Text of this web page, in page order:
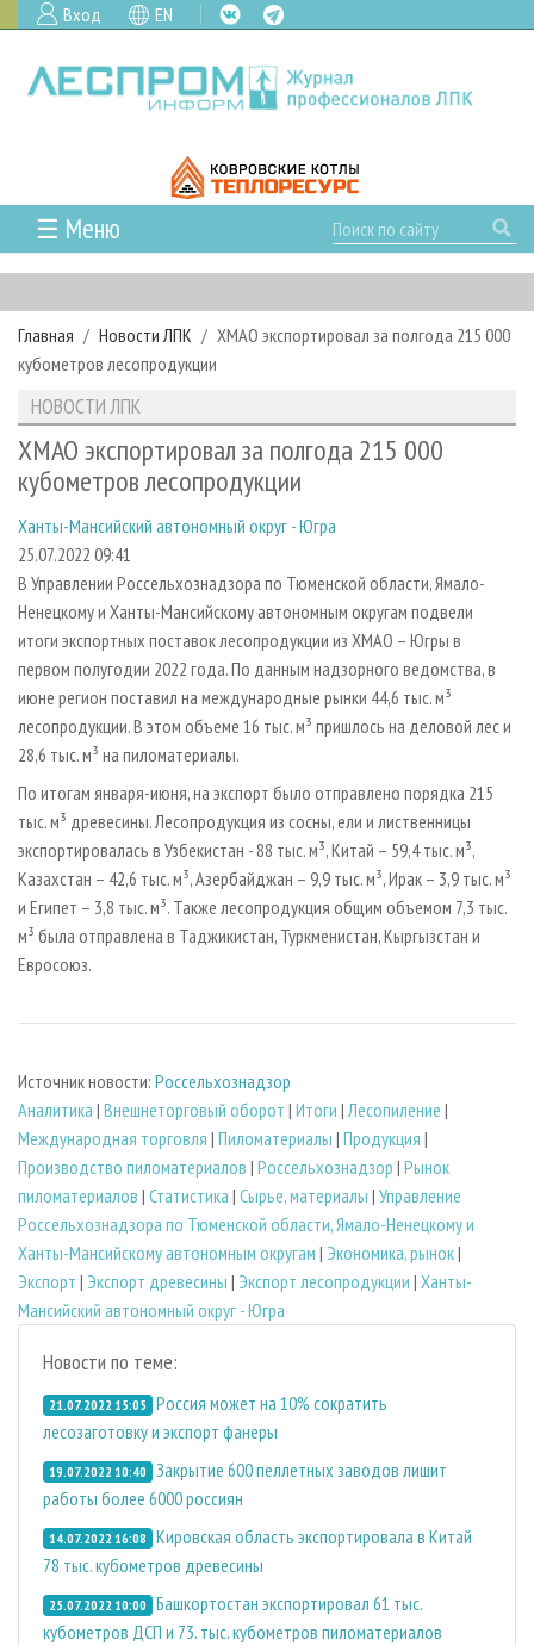
Вход EN
☰ Меню
ГЛАВНАЯ
РУБРИКИ И ТЕМЫ
РУБРИКИ ЖУРНАЛА
ЛЕСОЗАГОТОВКА
ЛЕСОПИЛЕНИЕ
СУШКА ДРЕВЕСИНЫ
ПРОИЗВОДСТВО ДРЕВЕСНЫХ ПЛИТ
ДЕРЕВЯННОЕ ДОМОСТРОЕНИЕ
ПРОИЗВОДСТВО МЕБЕЛИ
БИОЭНЕРГЕТИКА
ЦБП
ИНСТРУМЕНТ И МАТЕРИАЛЫ
НОВОСТИ
НОВОСТИ ЛПК
НОВОСТИ ЖУРНАЛА
ПРОЕКТЫ ЛПИ
АНАЛИТИКА
ПРЕДПРИЯТИЯ ЛПК
ПЕРСОНЫ
МОБИЛЬНЫЕ ВЫСТАВКИ
ОФИЦИАЛЬНЫЕ ДЕЛЕГАЦИИ
ПРИОРИТЕТНЫЕ ИНВЕСТПРОЕКТЫ
RUSSIAN FORESTRY REVIEW
ГАЗЕТА ЛЕСПРОМФОРУМ
БИБЛИОТЕКА СПЕЦИАЛИСТА
АРХИВ
АРХИВ ЖУРНАЛОВ
О ЖУРНАЛЕ
ПОДПИСКА
КОНТАКТЫ
РЕКЛАМОДАТЕЛЯМ
РЕКЛАМА
РЕКЛАМА НА САЙТЕ
Главная Новости ЛПК
ХМАО экспортировал за полгода 215 000
кубометров лесопродукции
НОВОСТИ ЛПК
ХМАО экспортировал за полгода 215 000
кубометров лесопродукции
Ханты-Мансийский автономный округ - Югра
25.07.2022 09:41
В Управлении Россельхознадзора по Тюменской области, Ямало-
Ненецкому и Ханты-Мансийскому автономным округам подвели
итоги экспортных поставок лесопродукции из ХМАО – Югры в
первом полугодии 2022 года. По данным надзорного ведомства, в
июне регион поставил на международные рынки 44,6 тыс. м³
лесопродукции. В этом объеме 16 тыс. м³ пришлось на деловой лес и
28,6 тыс. м³ на пиломатериалы.
По итогам января-июня, на экспорт было отправлено порядка 215
тыс. м³ древесины. Лесопродукция из сосны, ели и лиственницы
экспортировалась в Узбекистан - 88 тыс. м³, Китай – 59,4 тыс. м³,
Казахстан – 42,6 тыс. м³, Азербайджан – 9,9 тыс. м³, Ирак – 3,9 тыс. м³
и Египет – 3,8 тыс. м³. Также лесопродукция общим объемом 7,3 тыс.
м³ была отправлена в Таджикистан, Туркменистан, Кыргызстан и
Евросоюз.
Источник новости: Россельхознадзор
Аналитика | Внешнеторговый оборот | Итоги |Лесопиление |
Международная торговля | Пиломатериалы | Продукция |
Производство пиломатериалов | Россельхознадзор | Рынок
пиломатериалов | Статистика | Сырье, материалы | Управление
Россельхознадзора по Тюменской области, Ямало-Ненецкому и
Ханты-Мансийскому автономным округам | Экономика, рынок|
Экспорт | Экспорт древесины | Экспорт лесопродукции | Ханты-
Мансийский автономный округ - Югра
Новости по теме:
21.07.2022 15:05 Россия может на 10% сократить
лесозаготовку и экспорт фанеры
19.07.2022 10:40 Закрытие 600 пеллетных заводов лишит
работы более 6000 россиян
14.07.2022 16:08 Кировская область экспортировала в Китай
78 тыс. кубометров древесины
25.07.2022 10:00 Башкортостан экспортировал 61 тыс.
кубометров ДСП и 73. тыс. кубометров пиломатериалов